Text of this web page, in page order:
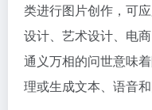
类进行图片创作，可
设计、艺术设计、电
通义万相的问世意味
理或生成文本、语音